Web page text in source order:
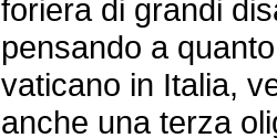
foriera di grandi
pensando a
vaticano in Italia,
anche una terza